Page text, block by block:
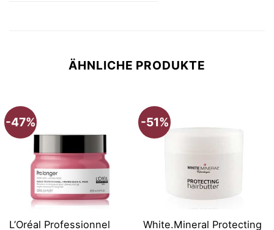
ÄHNLICHE PRODUKTE
-47%
L’Oréal Professionnel
-51%
White.Mineral Protecting